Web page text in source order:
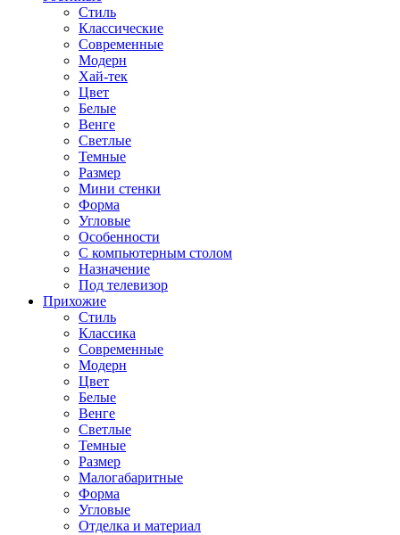
Стиль
Классические
Современные
Модерн
Хай-тек
Цвет
Белые
Венге
Светлые
Темные
Размер
Мини стенки
Форма
Угловые
Особенности
С компьютерным столом
Назначение
Под телевизор
Прихожие
Стиль
Классика
Современные
Модерн
Цвет
Белые
Венге
Светлые
Темные
Размер
Малогабаритные
Форма
Угловые
Отделка и материал